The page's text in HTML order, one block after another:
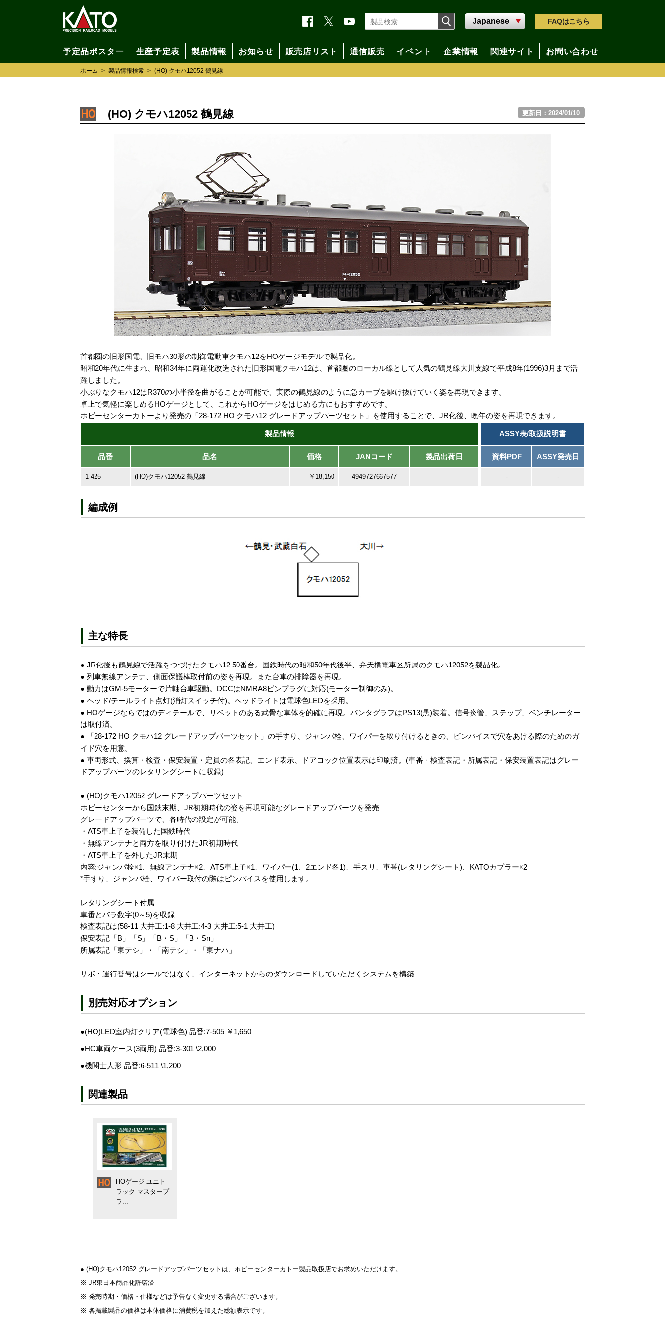
FAQはこちら
予定品ポスター 生産予定表 製品情報 お知らせ 販売店リスト 通信販売 イベント 企業情報 関連サイト お問い合わせ
ホーム > 製品情報検索 > (HO) クモハ12052 鶴見線
(HO) クモハ12052 鶴見線 更新日：2024/01/10
首都圏の旧形国電、旧モハ30形の制御電動車クモハ12をHOゲージモデルで製品化。
昭和20年代に生まれ、昭和34年に両運化改造された旧形国電クモハ12は、首都圏のローカル線として人気の鶴見線大川支線で平成8年(1996)3月まで活
躍しました。
小ぶりなクモハ12はR370の小半径を曲がることが可能で、実際の鶴見線のように急カーブを駆け抜けていく姿を再現できます。
卓上で気軽に楽しめるHOゲージとして、これからHOゲージをはじめる方にもおすすめです。
ホビーセンターカトーより発売の「28-172 HO クモハ12 グレードアップパーツセット」を使用することで、JR化後、晩年の姿を再現できます。
製品情報 ASSY表/取扱説明書
品番 品名 価格 JANコード 製品出荷日 資料PDF ASSY発売日
1-425 (HO)クモハ12052 鶴見線 ￥18,150 4949727667577 - -
編成例
主な特長
● JR化後も鶴見線で活躍をつづけたクモハ12 50番台。国鉄時代の昭和50年代後半、弁天橋電車区所属のクモハ12052を製品化。
● 列車無線アンテナ、側面保護棒取付前の姿を再現。また台車の排障器を再現。
● 動力はGM-5モーターで片軸台車駆動。DCCはNMRA8ピンプラグに対応(モーター制御のみ)。
● ヘッド/テールライト点灯(消灯スイッチ付)。ヘッドライトは電球色LEDを採用。
● HOゲージならではのディテールで、リベットのある武骨な車体を的確に再現。パンタグラフはPS13(黒)装着。信号炎管、ステップ、ベンチレーター
は取付済。
● 「28-172 HO クモハ12 グレードアップパーツセット」の手すり、ジャンパ栓、ワイパーを取り付けるときの、ピンバイスで穴をあける際のためのガ
イド穴を用意。
● 車両形式、換算・検査・保安装置・定員の各表記、エンド表示、ドアコック位置表示は印刷済。(車番・検査表記・所属表記・保安装置表記はグレー
ドアップパーツのレタリングシートに収録)
● (HO)クモハ12052 グレードアップパーツセット
ホビーセンターから国鉄末期、JR初期時代の姿を再現可能なグレードアップパーツを発売
グレードアップパーツで、各時代の設定が可能。
・ATS車上子を装備した国鉄時代
・無線アンテナと両方を取り付けたJR初期時代
・ATS車上子を外したJR末期
内容:ジャンパ栓×1、無線アンテナ×2、ATS車上子×1、ワイパー(1、2エンド各1)、手スリ、車番(レタリングシート)、KATOカプラー×2
*手すり、ジャンパ栓、ワイパー取付の際はピンバイスを使用します。
レタリングシート付属
車番とバラ数字(0～5)を収録
検査表記は(58-11 大井工:1-8 大井工:4-3 大井工:5-1 大井工)
保安表記「B」「S」「B・S」「B・Sn」
所属表記「東テシ」・「南テシ」・「東ナハ」
サボ・運行番号はシールではなく、インターネットからのダウンロードしていただくシステムを構築
別売対応オプション
●(HO)LED室内灯クリア(電球色) 品番:7-505 ￥1,650
●HO車両ケース(3両用) 品番:3-301 \2,000
●機関士人形 品番:6-511 \1,200
関連製品
HOゲージ ユニト
ラック マスタープ
ラ...
● (HO)クモハ12052 グレードアップパーツセットは、ホビーセンターカトー製品取扱店でお求めいただけます。
※ JR東日本商品化許諾済
※ 発売時期・価格・仕様などは予告なく変更する場合がございます。
※ 各掲載製品の価格は本体価格に消費税を加えた総額表示です。